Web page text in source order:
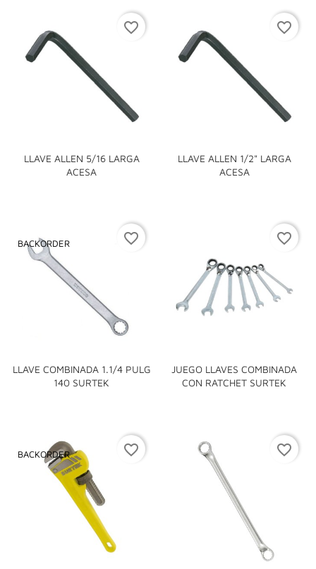
LLAVE ALLEN 5/16 LARGA
ACESA
favorite_border
LLAVE ALLEN 1/2" LARGA
ACESA
favorite_border
LLAVE COMBINADA 1.1/4 PULG
140 SURTEK
BACKORDER favorite_border
JUEGO LLAVES COMBINADA
CON RATCHET SURTEK
favorite_border
BACKORDER favorite_border favorite_border